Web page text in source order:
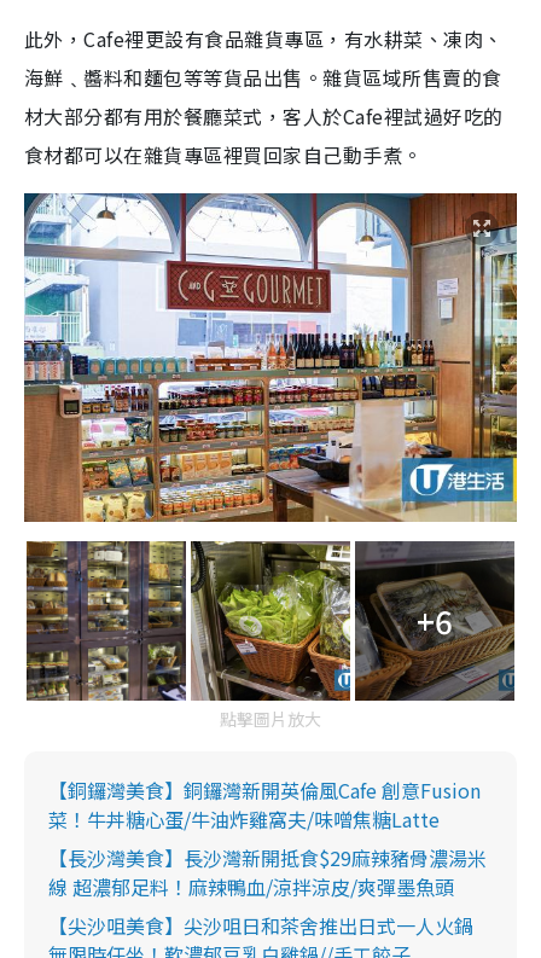
此外，Cafe裡更設有食品雜貨專區，有水耕菜、凍肉、
海鮮﹑醬料和麵包等等貨品出售。雜貨區域所售賣的食
材大部分都有用於餐廳菜式，客人於Cafe裡試過好吃的
食材都可以在雜貨專區裡買回家自己動手煮。
+6
點擊圖片放大
【銅鑼灣美食】銅鑼灣新開英倫風Cafe 創意Fusion
菜！牛丼糖心蛋/牛油炸雞窩夫/味噌焦糖Latte
【長沙灣美食】長沙灣新開抵食$29麻辣豬骨濃湯米
線 超濃郁足料！麻辣鴨血/涼拌涼皮/爽彈墨魚頭
【尖沙咀美食】尖沙咀日和茶舍推出日式一人火鍋